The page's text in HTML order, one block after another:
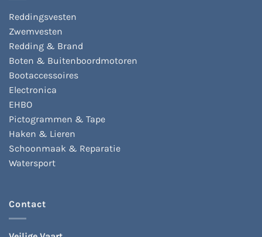
Reddingsvesten
Zwemvesten
Redding & Brand
Boten & Buitenboordmotoren
Bootaccessoires
Electronica
EHBO
Pictogrammen & Tape
Haken & Lieren
Schoonmaak & Reparatie
Watersport
Contact